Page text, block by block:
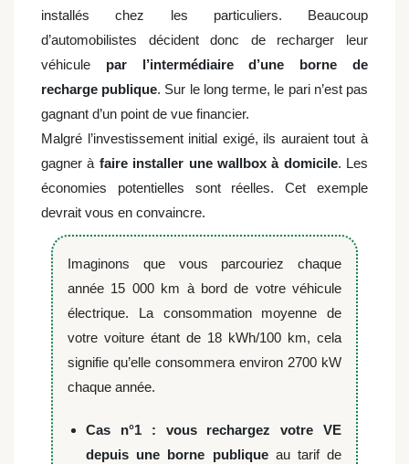
installés chez les particuliers. Beaucoup
d’automobilistes décident donc de recharger leur
véhicule par l’intermédiaire d’une borne de
recharge publique. Sur le long terme, le pari n’est pas
gagnant d’un point de vue financier.
Malgré l’investissement initial exigé, ils auraient tout à
gagner à faire installer une wallbox à domicile. Les
économies potentielles sont réelles. Cet exemple
devrait vous en convaincre.
Imaginons que vous parcouriez chaque
année 15 000 km à bord de votre véhicule
électrique. La consommation moyenne de
votre voiture étant de 18 kWh/100 km, cela
signifie qu’elle consommera environ 2700 kW
chaque année.
Cas n°1 : vous rechargez votre VE
depuis une borne publique au tarif de